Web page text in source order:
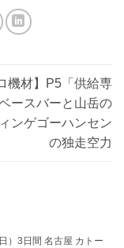
機材】P5「供給専
ースバーと山岳の
ンゲゴーハンセン
の独走空力
）3日間 名古屋 カトー